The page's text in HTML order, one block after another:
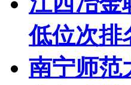
低位次排
南宁师范